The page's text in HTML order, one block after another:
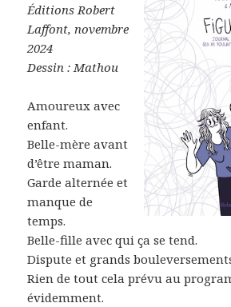
Éditions Robert
Laffont, novembre
2024
Dessin : Mathou
Amoureux avec
enfant.
Belle-mère avant
d’être maman.
Garde alternée et
manque de
temps.
Belle-fille avec qui ça se tend.
Dispute et grands
Rien de tout cela prévu au
évidemment.